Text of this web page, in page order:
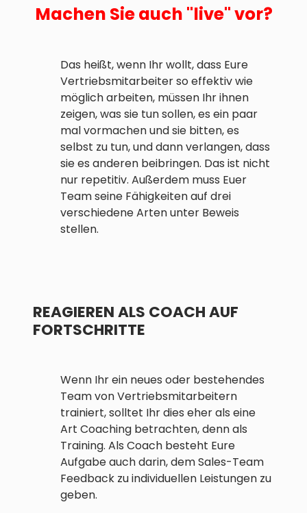
Machen Sie auch "live" vor?
Das heißt, wenn Ihr wollt, dass Eure
Vertriebsmitarbeiter so effektiv wie
möglich arbeiten, müssen Ihr ihnen
zeigen, was sie tun sollen, es ein paar
mal vormachen und sie bitten, es
selbst zu tun, und dann verlangen, dass
sie es anderen beibringen. Das ist nicht
nur repetitiv. Außerdem muss Euer
Team seine Fähigkeiten auf drei
verschiedene Arten unter Beweis
stellen.
REAGIEREN ALS COACH AUF
FORTSCHRITTE
Wenn Ihr ein neues oder bestehendes
Team von Vertriebsmitarbeitern
trainiert, solltet Ihr dies eher als eine
Art Coaching betrachten, denn als
Training. Als Coach besteht Eure
Aufgabe auch darin, dem Sales-Team
Feedback zu individuellen Leistungen zu
geben.